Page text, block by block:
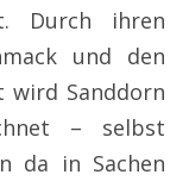
Durch ihren
und den
wird Sanddorn
– selbst
da in Sachen